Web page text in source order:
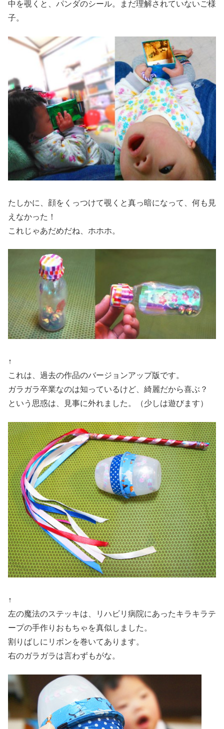
中を覗くと、パンダのシール。まだ理解されていないご様
子。
たしかに、顔をくっつけて覗くと真っ暗になって、何も見
えなかった！
これじゃあだめだね、ホホホ。
↑
これは、過去の作品のバージョンアップ版です。
ガラガラ卒業なのは知っているけど、綺麗だから喜ぶ？
という思惑は、見事に外れました。（少しは遊びます）
↑
左の魔法のステッキは、リハビリ病院にあったキラキラテ
ープの手作りおもちゃを真似しました。
割りばしにリボンを巻いてあります。
右のガラガラは言わずもがな。